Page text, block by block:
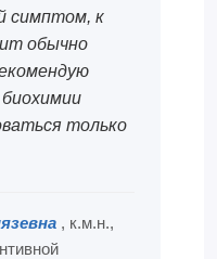
симптом, к
обычно
только
, к.м.н.,